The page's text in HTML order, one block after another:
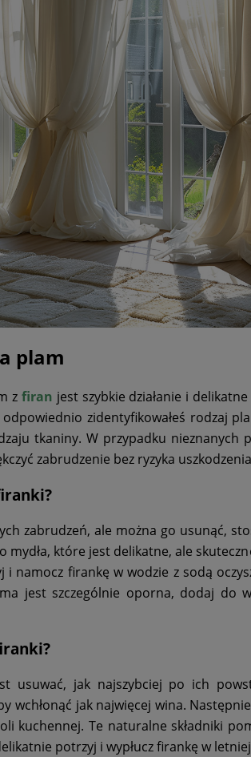
plam
z firan jest szybkie działanie i
odpowiednio zidentyfikowałeś rodzaj
tkaniny. W przypadku nieznanych
zabrudzenie bez ryzyka
zabrudzeń, ale można go usunąć,
mydła, które jest delikatne, ale
namocz firankę w wodzie z sodą
jest szczególnie oporna, dodaj do
usuwać, jak najszybciej po ich
wchłonąć jak najwięcej wina.
kuchennej. Te naturalne składniki
potrzyj i wypłucz firankę w